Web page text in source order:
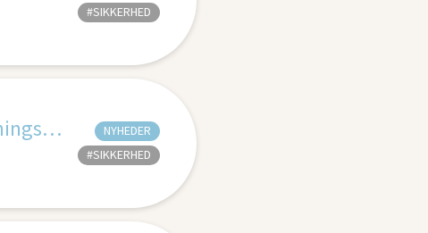
#SIKKERHED
Sådan forholder I jer til den nye bekendtgørelse om redningsveste
NYHEDER
#SIKKERHED